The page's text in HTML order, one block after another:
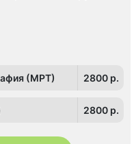
(МРТ) 2800 p.
2800 p.